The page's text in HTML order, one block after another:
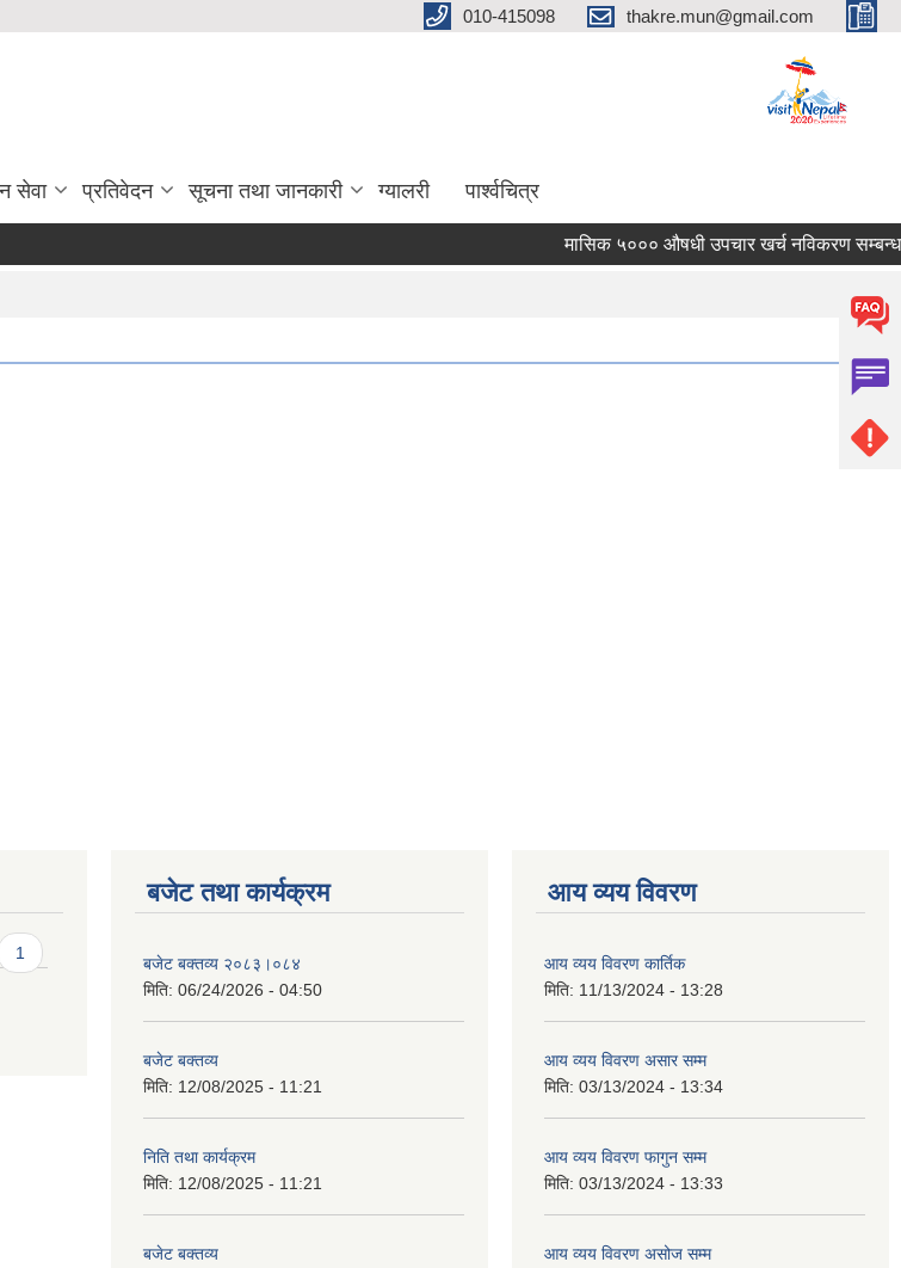
010-415098 thakre.mun@gmail.com
सेवा प्रतिवेदन सूचना तथा जानकारी ग्यालरी पार्श्वचित्र
मासिक ५००० औषधी उपचार खर्च नविकरण सम्बन्धमा ।
1
बजेट तथा कार्यक्रम
बजेट बक्तव्य २०८३।०८४
मिति: 06/24/2026 - 04:50
बजेट बक्तव्य
मिति: 12/08/2025 - 11:21
निति तथा कार्यक्रम
मिति: 12/08/2025 - 11:21
बजेट बक्तव्य
आय व्यय विवरण
आय व्यय विवरण कार्तिक
मिति: 11/13/2024 - 13:28
आय व्यय विवरण असार सम्म
मिति: 03/13/2024 - 13:34
आय व्यय विवरण फागुन सम्म
मिति: 03/13/2024 - 13:33
आय व्यय विवरण असोज सम्म